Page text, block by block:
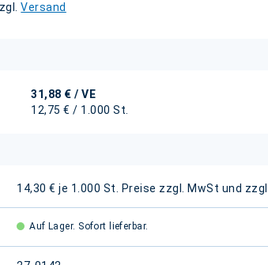
Versand
31,88 € / VE
12,75 € / 1.000 St.
14,30 € je 1.000 St. Preise zzgl. MwSt und zzgl.
Auf Lager. Sofort lieferbar.